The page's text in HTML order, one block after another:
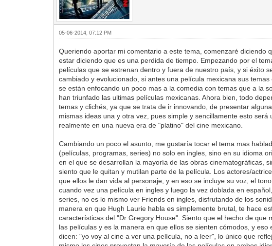
05-06-2014, 07:12 PM
Queriendo aportar mi comentario a este tema, comenzaré
estar diciendo que es una perdida de tiempo. Empezando por el
películas que se estrenan dentro y fuera de nuestro país, y si éxito
cambiado y evolucionado, si antes una película mexicana sus
se están enfocando un poco mas a la comedia con temas que a la
han triunfado las ultimas películas mexicanas. Ahora bien, todo
temas y clichés, ya que se trata de ir innovando, de presentar
mismas ideas una y otra vez, pues simple y sencillamente esto
realmente en una nueva era de "platino" del cine mexicano.
Cambiando un poco el asunto, me gustaría tocar el tema mas
(películas, programas, series) no solo en ingles, sino en su idioma
en el que se desarrollan la mayoría de las obras cinematográficas,
siento que le quitan y mutilan parte de la película. Los actores/
que ellos le dan vida al personaje, y en eso se incluye su voz, el
cuando vez una película en ingles y luego la vez doblada en
series, no es lo mismo ver Friends en ingles, disfrutando de los
manera en que Hugh Laurie habla es simplemente brutal, te hace
características del "Dr Gregory House". Siento que el hecho de
las películas y es la manera en que ellos se sienten cómodos, y
dicen: "yo voy al cine a ver una película, no a leer", lo único que